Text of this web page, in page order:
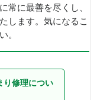
常に最善を尽くし、
します。気になるこ
。
り修理につい